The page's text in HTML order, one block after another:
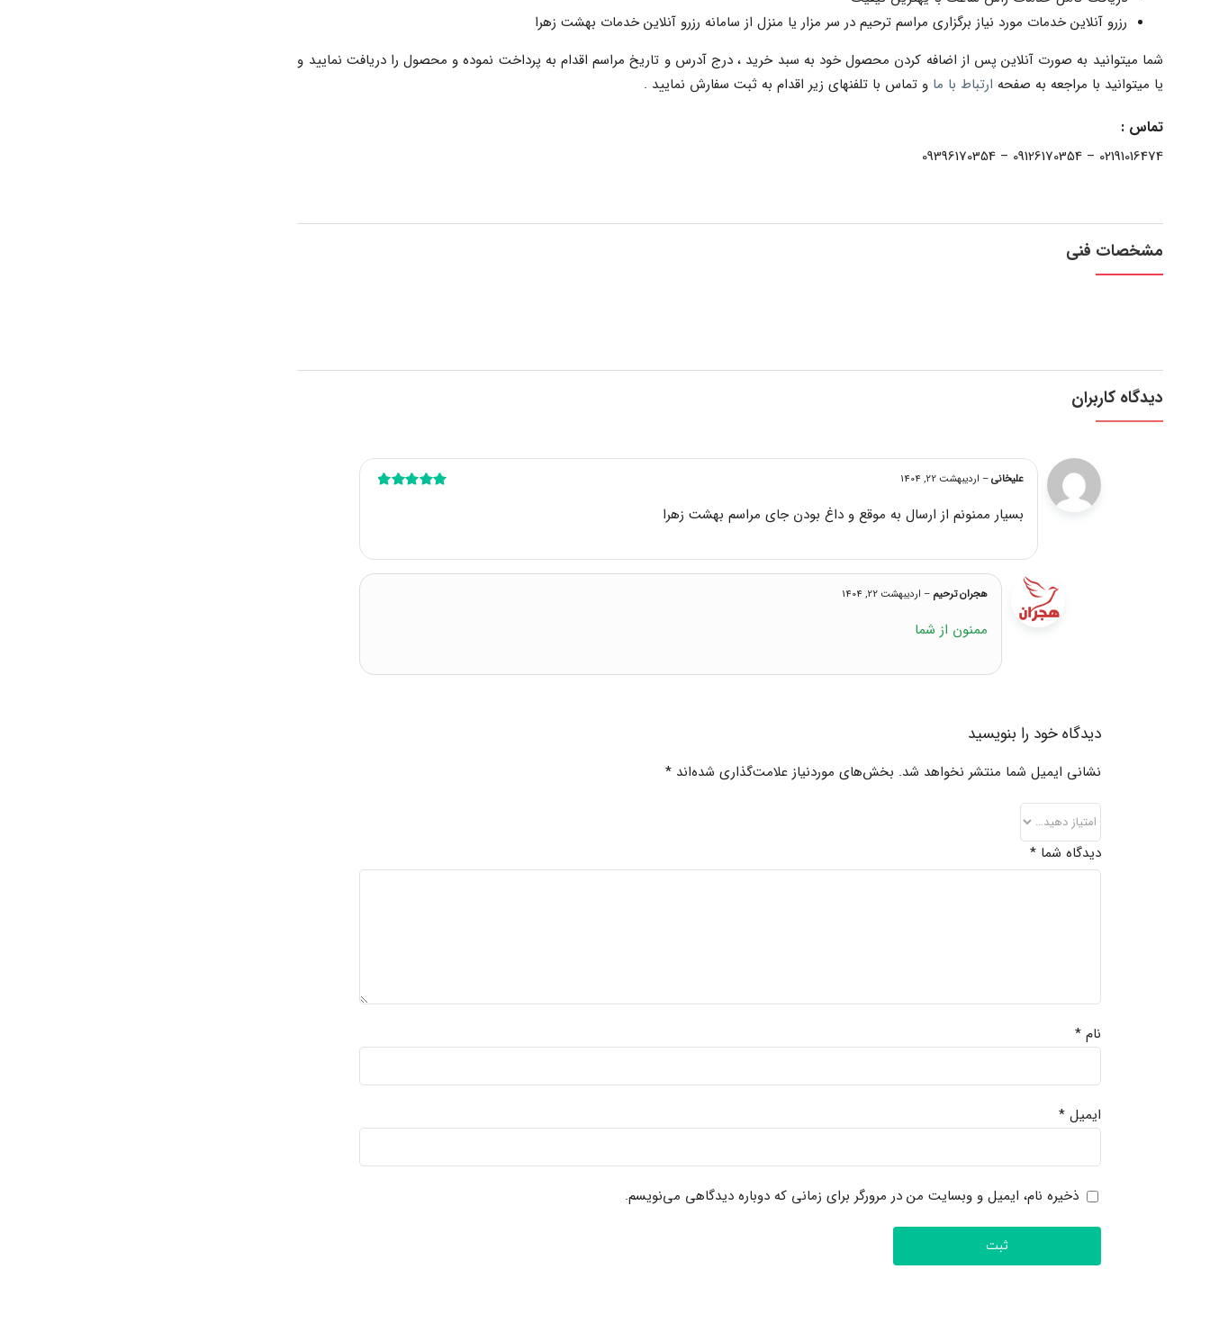
رزرو آنلاین خدمات مورد نیاز برگزاری مراسم ترحیم در سر مزار یا منزل از سامانه رزرو آنلاین خدمات بهشت زهرا
شما میتوانید به صورت آنلاین پس از اضافه کردن محصول خود به سبد خرید ، درج آدرس و تاریخ مراسم اقدام به پرداخت نموده و محصول را دریافت نمایید و
یا میتوانید با مراجعه به صفحه ارتباط با ما و تماس با تلفنهای زیر اقدام به ثبت سفارش نمایید .
تماس :
02191016474 – 09126170354 – 09396170354
مشخصات فنی
دیدگاه کاربران
علیخانی– اردیبهشت 22, 1404
بسیار ممنونم از ارسال به موقع و داغ بودن جای مراسم بهشت زهرا
هجران ترحیم– اردیبهشت 22, 1404
ممنون از شما
دیدگاه خود را بنویسید
نشانی ایمیل شما منتشر نخواهد شد. بخش‌های موردنیاز علامت‌گذاری شده‌اند*
دیدگاه شما*
نام*
ایمیل*
ذخیره نام، ایمیل و وبسایت من در مرورگر برای زمانی که دوباره دیدگاهی می‌نویسم.